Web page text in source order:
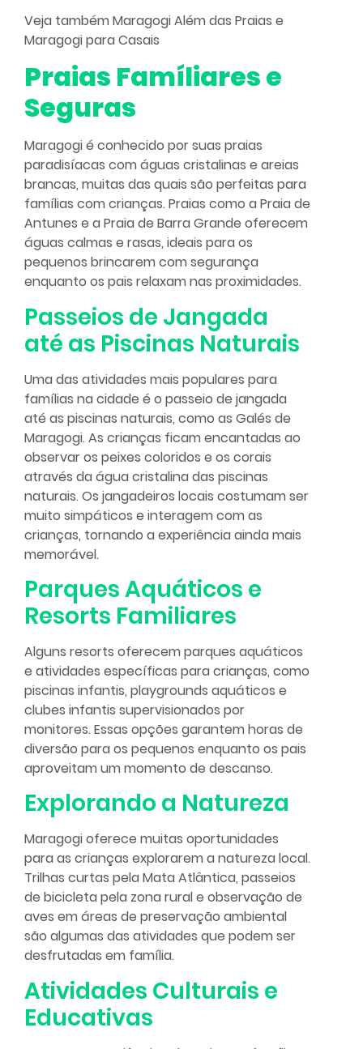
Veja tambémMaragogi Além das Praias e
Maragogi para Casais
Praias Famíliares e
Seguras
Maragogi é conhecido por suas praias
paradisíacas com águas cristalinas e areias
brancas, muitas das quais são perfeitas para
famílias com crianças. Praias como a Praia de
Antunes e a Praia de Barra Grande oferecem
águas calmas e rasas, ideais para os
pequenos brincarem com segurança
enquanto os pais relaxam nas proximidades.
Passeios de Jangada
até as Piscinas Naturais
Uma das atividades mais populares para
famílias na cidade é o passeio de jangada
até as piscinas naturais, como as Galés de
Maragogi. As crianças ficam encantadas ao
observar os peixes coloridos e os corais
através da água cristalina das piscinas
naturais. Os jangadeiros locais costumam ser
muito simpáticos e interagem com as
crianças, tornando a experiência ainda mais
memorável.
Parques Aquáticos e
Resorts Familiares
Alguns resorts oferecem parques aquáticos
e atividades específicas para crianças, como
piscinas infantis, playgrounds aquáticos e
clubes infantis supervisionados por
monitores. Essas opções garantem horas de
diversão para os pequenos enquanto os pais
aproveitam um momento de descanso.
Explorando a Natureza
Maragogi oferece muitas oportunidades
para as crianças explorarem a natureza local.
Trilhas curtas pela Mata Atlântica, passeios
de bicicleta pela zona rural e observação de
aves em áreas de preservação ambiental
são algumas das atividades que podem ser
desfrutadas em família.
Atividades Culturais e
Educativas